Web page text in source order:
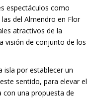
espectáculos como
del Almendro en Flor
atractivos de la
visión de conjunto de los
isla por establecer un
sentido, para elevar el
con una propuesta de